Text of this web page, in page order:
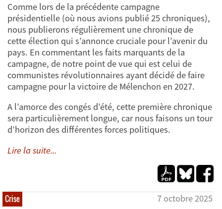
Comme lors de la précédente campagne
présidentielle (où nous avions publié 25 chroniques),
nous publierons régulièrement une chronique de
cette élection qui s’annonce cruciale pour l’avenir du
pays. En commentant les faits marquants de la
campagne, de notre point de vue qui est celui de
communistes révolutionnaires ayant décidé de faire
campagne pour la victoire de Mélenchon en 2027.
A l’amorce des congés d’été, cette première chronique
sera particulièrement longue, car nous faisons un tour
d’horizon des différentes forces politiques.
Lire la suite...
Crise 7 octobre 2025